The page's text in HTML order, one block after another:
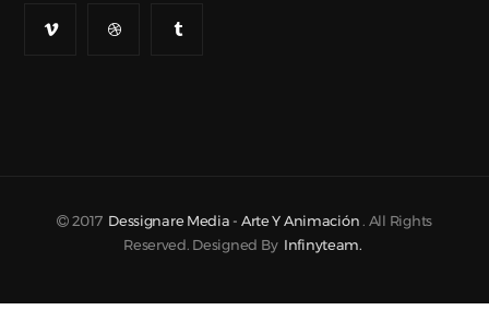
2017 Dessignare Media - Arte Y Animación . All Rights
Reserved. Designed By
Infinyteam.